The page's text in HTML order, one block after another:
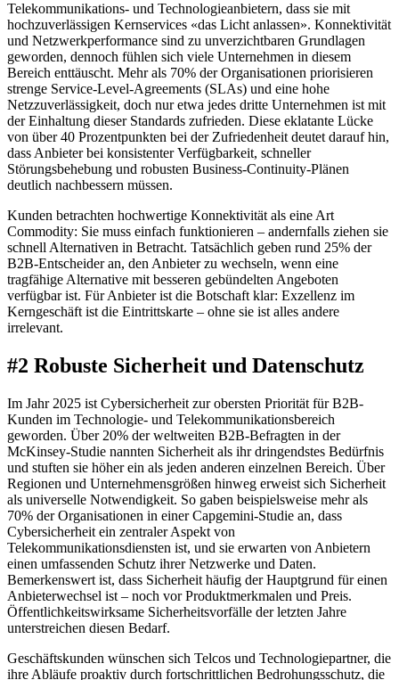
Telekommunikations- und Technologieanbietern, dass sie mit
hochzuverlässigen Kernservices «das Licht anlassen». Konnektivität
und Netzwerkperformance sind zu unverzichtbaren Grundlagen
geworden, dennoch fühlen sich viele Unternehmen in diesem
Bereich enttäuscht. Mehr als 70% der Organisationen priorisieren
strenge Service-Level-Agreements (SLAs) und eine hohe
Netzzuverlässigkeit, doch nur etwa jedes dritte Unternehmen ist mit
der Einhaltung dieser Standards zufrieden. Diese eklatante Lücke
von über 40 Prozentpunkten bei der Zufriedenheit deutet darauf hin,
dass Anbieter bei konsistenter Verfügbarkeit, schneller
Störungsbehebung und robusten Business-Continuity-Plänen
deutlich nachbessern müssen.
Kunden betrachten hochwertige Konnektivität als eine Art
Commodity: Sie muss einfach funktionieren – andernfalls ziehen sie
schnell Alternativen in Betracht. Tatsächlich geben rund 25% der
B2B-Entscheider an, den Anbieter zu wechseln, wenn eine
tragfähige Alternative mit besseren gebündelten Angeboten
verfügbar ist. Für Anbieter ist die Botschaft klar: Exzellenz im
Kerngeschäft ist die Eintrittskarte – ohne sie ist alles andere
irrelevant.
#2 Robuste Sicherheit und Datenschutz
Im Jahr 2025 ist Cybersicherheit zur obersten Priorität für B2B-
Kunden im Technologie- und Telekommunikationsbereich
geworden. Über 20% der weltweiten B2B-Befragten in der
McKinsey-Studie nannten Sicherheit als ihr dringendstes Bedürfnis
und stuften sie höher ein als jeden anderen einzelnen Bereich. Über
Regionen und Unternehmensgrößen hinweg erweist sich Sicherheit
als universelle Notwendigkeit. So gaben beispielsweise mehr als
70% der Organisationen in einer Capgemini-Studie an, dass
Cybersicherheit ein zentraler Aspekt von
Telekommunikationsdiensten ist, und sie erwarten von Anbietern
einen umfassenden Schutz ihrer Netzwerke und Daten.
Bemerkenswert ist, dass Sicherheit häufig der Hauptgrund für einen
Anbieterwechsel ist – noch vor Produktmerkmalen und Preis.
Öffentlichkeitswirksame Sicherheitsvorfälle der letzten Jahre
unterstreichen diesen Bedarf.
Geschäftskunden wünschen sich Telcos und Technologiepartner, die
ihre Abläufe proaktiv durch fortschrittlichen Bedrohungsschutz, die